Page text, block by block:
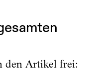
den Artikel frei: